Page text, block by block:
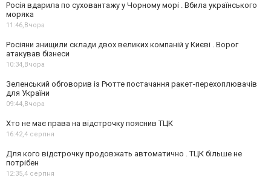
Росія вдарила по суховантажу у Чорному морі . Вбила українського
моряка
11:46,Вчора
Росіяни знищили склади двох великих компаній у Києві . Ворог
атакував бізнеси
10:34,Вчора
Зеленський обговорив із Рютте постачання ракет-перехоплювачів
для України
09:44,Вчора
Хто не має права на відстрочку пояснив ТЦК
16:42,4 серпня
Для кого відстрочку продовжать автоматично . ТЦК більше не
потрібен
12:35,4 серпня